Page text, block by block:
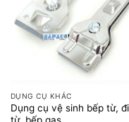
DỤNG CỤ KHÁC
Dụng cụ vệ sinh bếp từ,